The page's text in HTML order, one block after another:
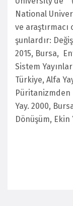
National
ve araştırmacı
şunlardır:
2015, Bursa,
Sistem
Türkiye, Alfa
Püritanizmden
Yay. 2000,
Dönüşüm, Ekin